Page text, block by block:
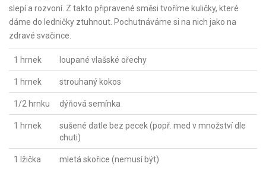
slepí a rozvoní. Z takto připravené směsi tvoříme kuličky, které
dáme do ledničky ztuhnout. Pochutnáváme si na nich jako na
zdravé svačince.
1 hrnek loupané vlašské ořechy
1 hrnek strouhaný kokos
1/2 hrnku dýňová semínka
1 hrnek
sušené datle bez pecek (popř. med v množství dle
chuti)
1 lžička mletá skořice (nemusí být)